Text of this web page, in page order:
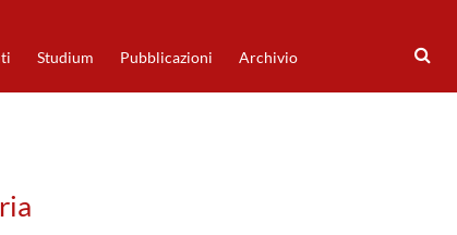
Studium Pubblicazioni Archivio